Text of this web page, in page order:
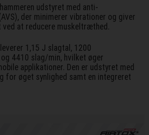
udstyret med anti-
der minimerer vibrationer og giver
at reducere muskeltræthed.
1,15 J slagtal, 1200
4410 slag/min, hvilket øger
applikationer. Den er udstyret med
for øget synlighed samt en integreret